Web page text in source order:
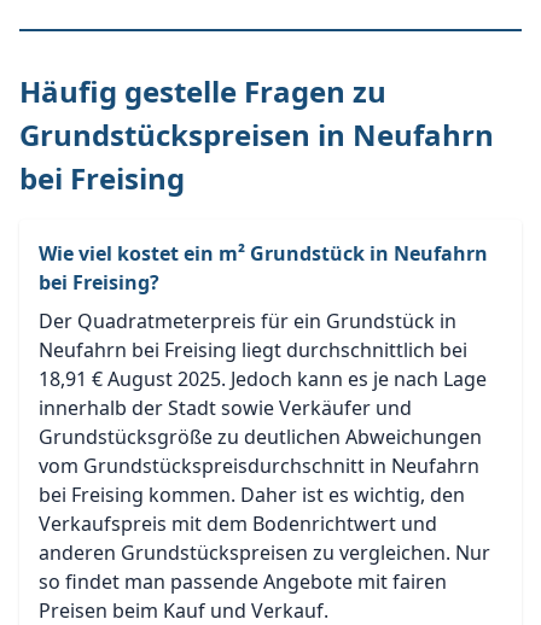
Häufig gestelle Fragen zu
Grundstückspreisen in Neufahrn
bei Freising
Wie viel kostet ein m² Grundstück in Neufahrn
bei Freising?
Der Quadratmeterpreis für ein Grundstück in
Neufahrn bei Freising liegt durchschnittlich bei
18,91 € August 2025. Jedoch kann es je nach Lage
innerhalb der Stadt sowie Verkäufer und
Grundstücksgröße zu deutlichen Abweichungen
vom Grundstückspreisdurchschnitt in Neufahrn
bei Freising kommen. Daher ist es wichtig, den
Verkaufspreis mit dem Bodenrichtwert und
anderen Grundstückspreisen zu vergleichen. Nur
so findet man passende Angebote mit fairen
Preisen beim Kauf und Verkauf.